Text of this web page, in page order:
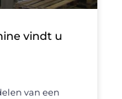
vindt u
van een